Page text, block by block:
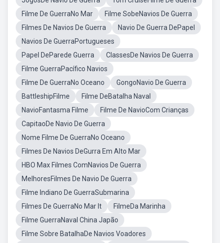
Filme De GuerraNo Mar
Filme SobeNavios De Guerra
Filmes De Navios De Guerra
Navio De Guerra DePapel
Navios De GuerraPortugueses
Papel DeParede Guerra
ClassesDe Navios De Guerra
Filme GuerraPacífico Navios
Filme De GuerraNo Oceano
GongoNavio De Guerra
BattleshipFilme
Filme DeBatalha Naval
NavioFantasma Filme
Filme De NavioCom Crianças
CapitaoDe Navio De Guerra
Nome Filme De GuerraNo Oceano
Filmes De Navios DeGurra Em Alto Mar
HBO Max Filmes ComNavios De Guerra
MelhoresFilmes De Navio De Guerra
Filme Indiano De GuerraSubmarina
Filmes De GuerraNo Mar It
FilmeDa Marinha
Filme GuerraNaval China Japão
Filme Sobre BatalhaDe Navios Voadores